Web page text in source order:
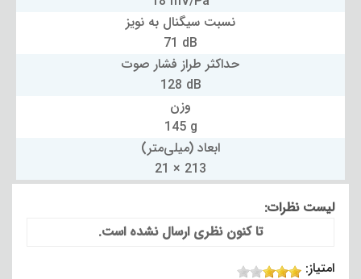
نسبت سیگنال به نویز
71 dB
حداکثر طراز فشار صوت
128 dB
وزن
145 g
ابعاد (میلی‌متر)
21 × 213
لیست نظرات:
تا کنون نظری ارسال نشده است.
امتیاز: